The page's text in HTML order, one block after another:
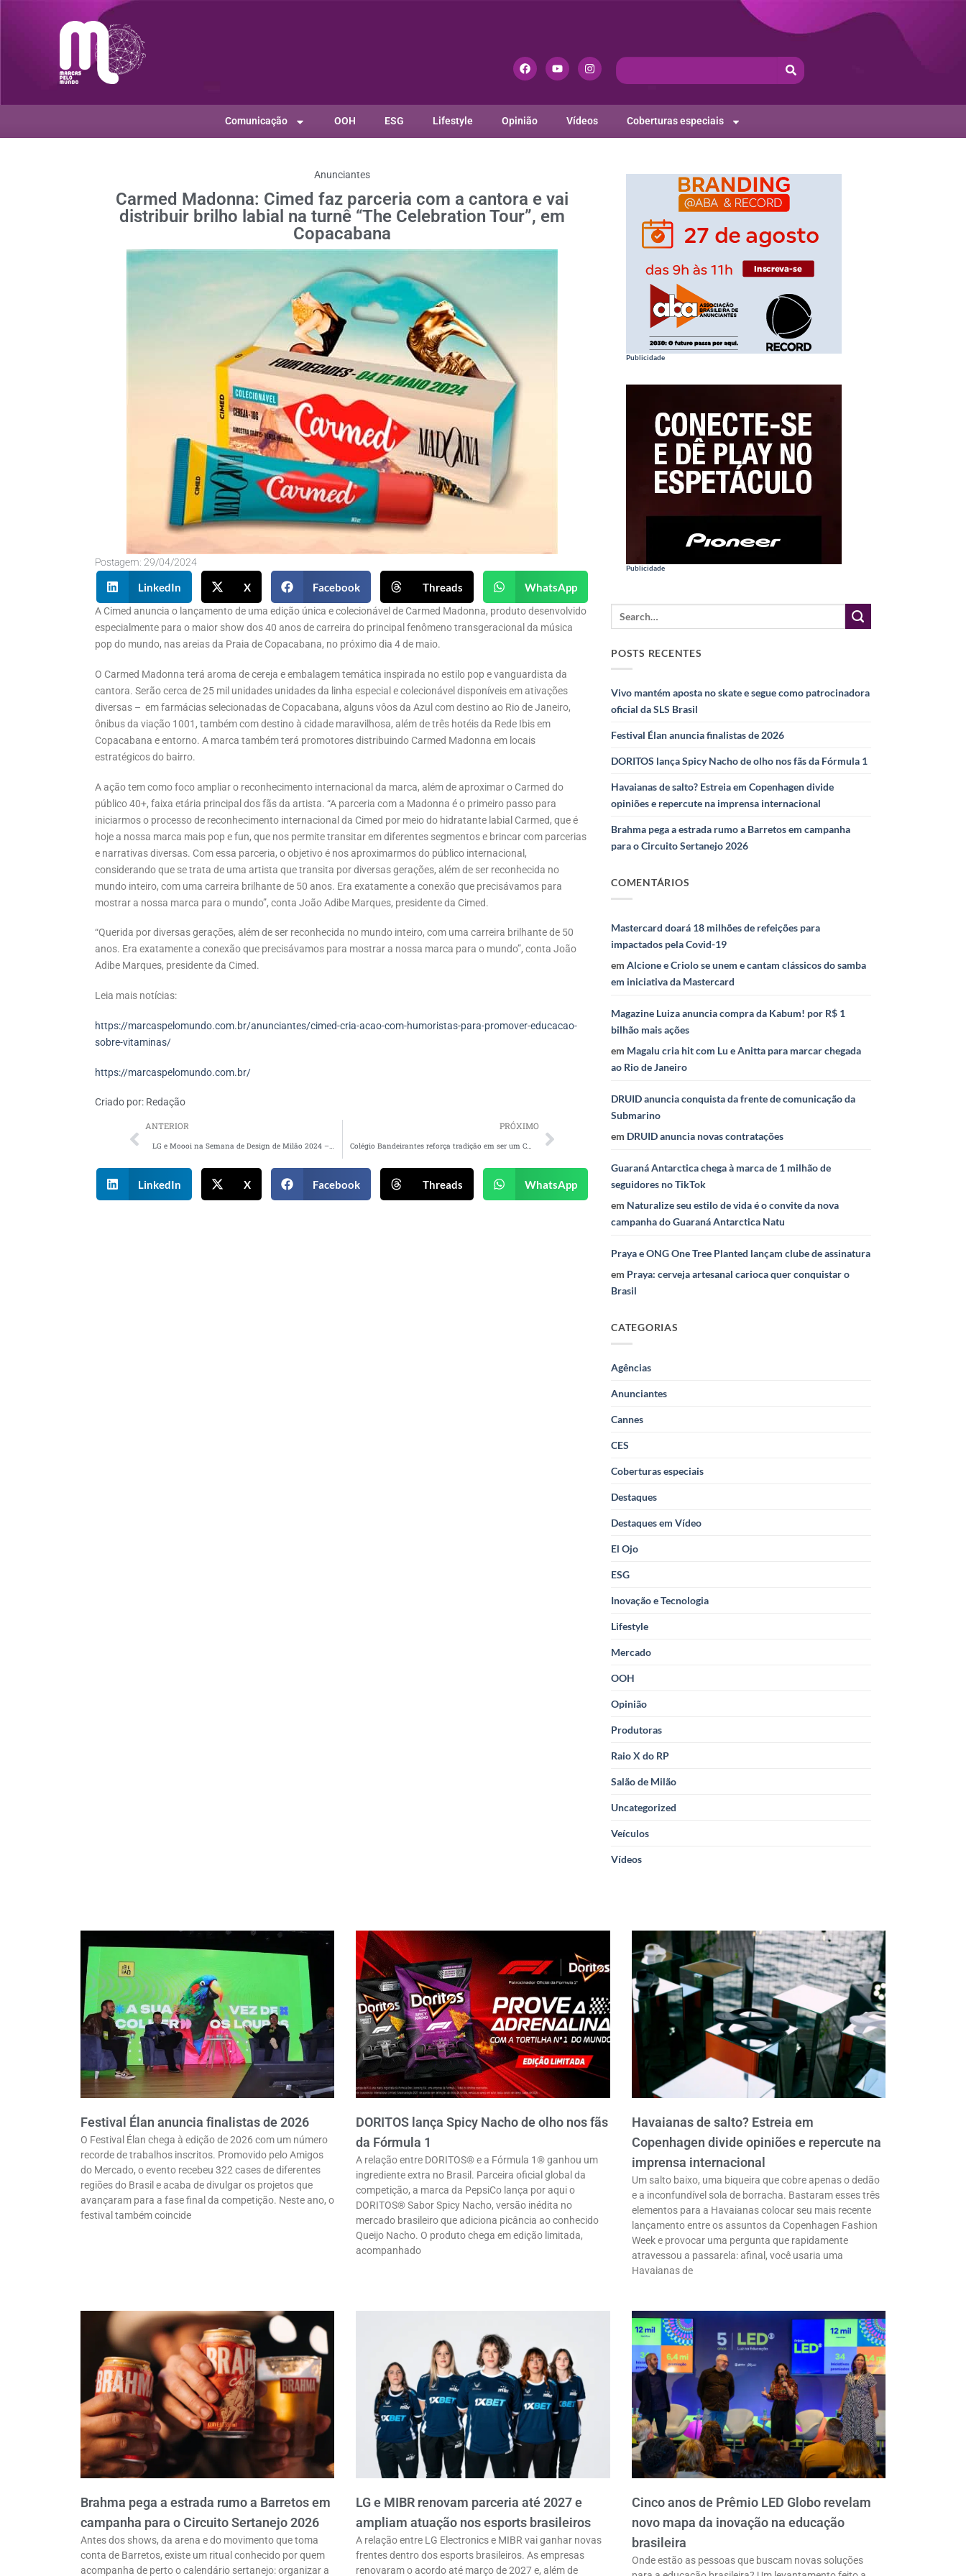
Comunicação OOH ESG Lifestyle Opinião Vídeos Coberturas especiais
Anunciantes
Carmed Madonna: Cimed faz parceria com a cantora e vai
distribuir brilho labial na turnê “The Celebration Tour”, em
Copacabana
Postagem: 29/04/2024
LinkedIn X Facebook Threads WhatsApp
A Cimed anuncia o lançamento de uma edição única e colecionável de Carmed Madonna, produto desenvolvido
especialmente para o maior show dos 40 anos de carreira do principal fenômeno transgeracional da música
pop do mundo, nas areias da Praia de Copacabana, no próximo dia 4 de maio.
O Carmed Madonna terá aroma de cereja e embalagem temática inspirada no estilo pop e vanguardista da
cantora. Serão cerca de 25 mil unidades unidades da linha especial e colecionável disponíveis em ativações
diversas – em farmácias selecionadas de Copacabana, alguns vôos da Azul com destino ao Rio de Janeiro,
ônibus da viação 1001, também com destino à cidade maravilhosa, além de três hotéis da Rede Ibis em
Copacabana e entorno. A marca também terá promotores distribuindo Carmed Madonna em locais
estratégicos do bairro.
A ação tem como foco ampliar o reconhecimento internacional da marca, além de aproximar o Carmed do
público 40+, faixa etária principal dos fãs da artista. “A parceria com a Madonna é o primeiro passo para
iniciarmos o processo de reconhecimento internacional da Cimed por meio do hidratante labial Carmed, que é
hoje a nossa marca mais pop e fun, que nos permite transitar em diferentes segmentos e brincar com parcerias
e narrativas diversas. Com essa parceria, o objetivo é nos aproximarmos do público internacional,
considerando que se trata de uma artista que transita por diversas gerações, além de ser reconhecida no
mundo inteiro, com uma carreira brilhante de 50 anos. Era exatamente a conexão que precisávamos para
mostrar a nossa marca para o mundo”, conta João Adibe Marques, presidente da Cimed.
“Querida por diversas gerações, além de ser reconhecida no mundo inteiro, com uma carreira brilhante de 50
anos. Era exatamente a conexão que precisávamos para mostrar a nossa marca para o mundo”, conta João
Adibe Marques, presidente da Cimed.
Leia mais notícias:
https://marcaspelomundo.com.br/anunciantes/cimed-cria-acao-com-humoristas-para-promover-educacao-
sobre-vitaminas/
https://marcaspelomundo.com.br/
Criado por: Redação
ANTERIOR
LG e Moooi na Semana de Design de Milão 2024 – Entrevista com Isabela Baracat, arquiteta
PRÓXIMO
Colégio Bandeirantes reforça tradição em ser um Colégio Brasileiro Global
LinkedIn X Facebook Threads WhatsApp
Publicidade
Publicidade
POSTS RECENTES
Vivo mantém aposta no skate e segue como patrocinadora
oficial da SLS Brasil
Festival Élan anuncia finalistas de 2026
DORITOS lança Spicy Nacho de olho nos fãs da Fórmula 1
Havaianas de salto? Estreia em Copenhagen divide
opiniões e repercute na imprensa internacional
Brahma pega a estrada rumo a Barretos em campanha
para o Circuito Sertanejo 2026
COMENTÁRIOS
Mastercard doará 18 milhões de refeições para
impactados pela Covid-19
emAlcione e Criolo se unem e cantam clássicos do samba
em iniciativa da Mastercard
Magazine Luiza anuncia compra da Kabum! por R$ 1
bilhão mais ações
em Magalu cria hit com Lu e Anitta para marcar chegada
ao Rio de Janeiro
DRUID anuncia conquista da frente de comunicação da
Submarino
em DRUID anuncia novas contratações
Guaraná Antarctica chega à marca de 1 milhão de
seguidores no TikTok
em Naturalize seu estilo de vida é o convite da nova
campanha do Guaraná Antarctica Natu
Praya e ONG One Tree Planted lançam clube de assinatura
em Praya: cerveja artesanal carioca quer conquistar o
Brasil
CATEGORIAS
Agências
Anunciantes
Cannes
CES
Coberturas especiais
Destaques
Destaques em Vídeo
El Ojo
ESG
Inovação e Tecnologia
Lifestyle
Mercado
OOH
Opinião
Produtoras
Raio X do RP
Salão de Milão
Uncategorized
Veículos
Vídeos
Festival Élan anuncia finalistas de 2026
O Festival Élan chega à edição de 2026 com um número
recorde de trabalhos inscritos. Promovido pelo Amigos
do Mercado, o evento recebeu 322 cases de diferentes
regiões do Brasil e acaba de divulgar os projetos que
avançaram para a fase final da competição. Neste ano, o
festival também coincide
DORITOS lança Spicy Nacho de olho nos fãs
da Fórmula 1
A relação entre DORITOS® e a Fórmula 1® ganhou um
ingrediente extra no Brasil. Parceira oficial global da
competição, a marca da PepsiCo lança por aqui o
DORITOS® Sabor Spicy Nacho, versão inédita no
mercado brasileiro que adiciona picância ao conhecido
Queijo Nacho. O produto chega em edição limitada,
acompanhado
Havaianas de salto? Estreia em
Copenhagen divide opiniões e repercute na
imprensa internacional
Um salto baixo, uma biqueira que cobre apenas o dedão
e a inconfundível sola de borracha. Bastaram esses três
elementos para a Havaianas colocar seu mais recente
lançamento entre os assuntos da Copenhagen Fashion
Week e provocar uma pergunta que rapidamente
atravessou a passarela: afinal, você usaria uma
Havaianas de
Brahma pega a estrada rumo a Barretos em
campanha para o Circuito Sertanejo 2026
Antes dos shows, da arena e do movimento que toma
conta de Barretos, existe um ritual conhecido por quem
acompanha de perto o calendário sertanejo: organizar a
LG e MIBR renovam parceria até 2027 e
ampliam atuação nos esports brasileiros
A relação entre LG Electronics e MIBR vai ganhar novas
frentes dentro dos esports brasileiros. As empresas
renovaram o acordo até março de 2027 e, além de
Cinco anos de Prêmio LED Globo revelam
novo mapa da inovação na educação
brasileira
Onde estão as pessoas que buscam novas soluções